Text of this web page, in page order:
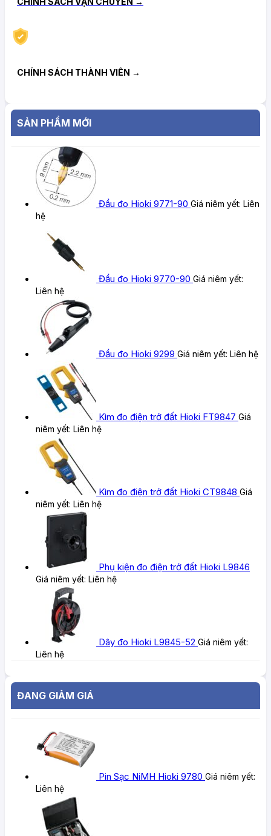
CHÍNH SÁCH THÀNH VIÊN →
SẢN PHẨM MỚI
Đầu đo Hioki 9771-90 Giá niêm yết: Liên
hệ
Đầu đo Hioki 9770-90 Giá niêm yết:
Liên hệ
Đầu đo Hioki 9299 Giá niêm yết: Liên hệ
Kìm đo điện trở đất Hioki FT9847 Giá
niêm yết: Liên hệ
Kìm đo điện trở đất Hioki CT9848 Giá
niêm yết: Liên hệ
Phụ kiện đo điện trở đất Hioki L9846
Giá niêm yết: Liên hệ
Dây đo Hioki L9845-52 Giá niêm yết:
Liên hệ
ĐANG GIẢM GIÁ
Pin Sạc NiMH Hioki 9780 Giá niêm yết:
Liên hệ